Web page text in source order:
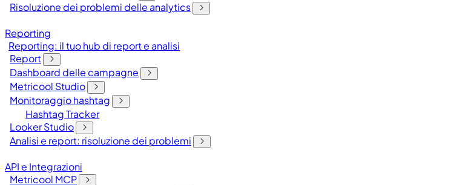
Risoluzione dei problemi delle analytics
Reporting
Reporting: il tuo hub di report e analisi
Report
Dashboard delle campagne
Metricool Studio
Monitoraggio hashtag
Hashtag Tracker
Looker Studio
Analisi e report: risoluzione dei problemi
API e Integrazioni
Metricool MCP